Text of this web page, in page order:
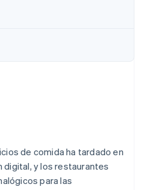
línea
de comida ha tardado en
y los restaurantes
para las